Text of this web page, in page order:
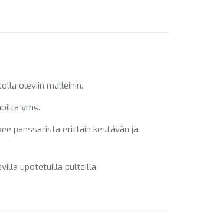
oleviin malleihin.
yms..
panssarista erittäin kestävän ja
upotetuilla pulteilla.